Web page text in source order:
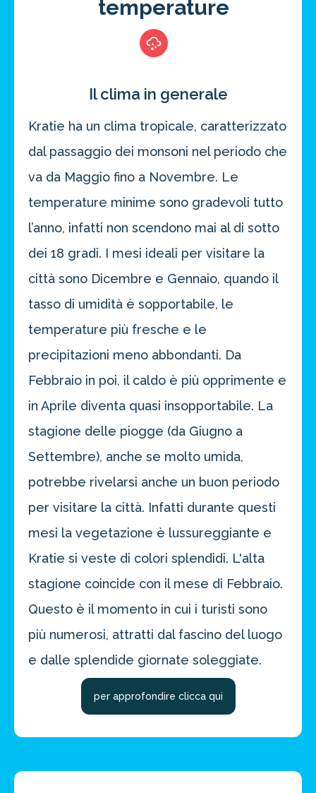
temperature
Il clima in generale
Kratie ha un clima tropicale, caratterizzato
dal passaggio dei monsoni nel periodo che
va da Maggio fino a Novembre. Le
temperature minime sono gradevoli tutto
l’anno, infatti non scendono mai al di sotto
dei 18 gradi. I mesi ideali per visitare la
città sono Dicembre e Gennaio, quando il
tasso di umidità è sopportabile, le
temperature più fresche e le
precipitazioni meno abbondanti. Da
Febbraio in poi, il caldo è più opprimente e
in Aprile diventa quasi insopportabile. La
stagione delle piogge (da Giugno a
Settembre), anche se molto umida,
potrebbe rivelarsi anche un buon periodo
per visitare la città. Infatti durante questi
mesi la vegetazione è lussureggiante e
Kratie si veste di colori splendidi. L'alta
stagione coincide con il mese di Febbraio.
Questo è il momento in cui i turisti sono
più numerosi, attratti dal fascino del luogo
e dalle splendide giornate soleggiate.
per approfondire clicca qui